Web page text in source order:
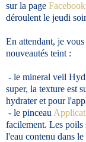
sur la page Facebook
déroulent le jeudi
En attendant, je
nouveautés teint :
- le mineral veil
super, la texture est
hydrater et pour
- le pinceau
facilement. Les poils
l'eau contenu dans